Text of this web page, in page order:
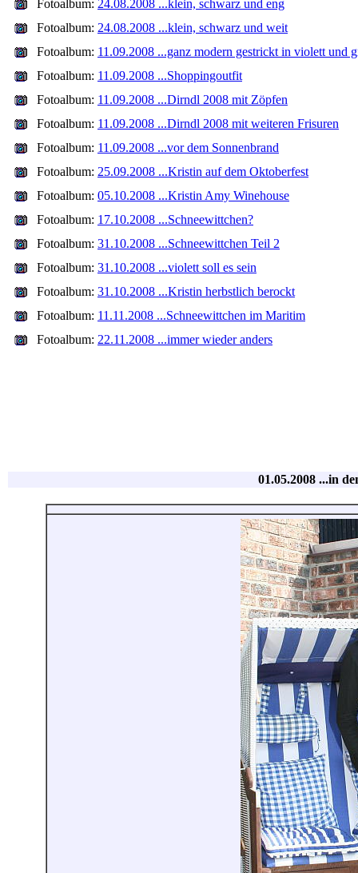
Fotoalbum: 24.08.2008 ...klein, schwarz und eng
Fotoalbum: 24.08.2008 ...klein, schwarz und weit
Fotoalbum: 11.09.2008 ...ganz modern gestrickt in violett und
Fotoalbum: 11.09.2008 ...Shoppingoutfit
Fotoalbum: 11.09.2008 ...Dirndl 2008 mit Zöpfen
Fotoalbum: 11.09.2008 ...Dirndl 2008 mit weiteren Frisuren
Fotoalbum: 11.09.2008 ...vor dem Sonnenbrand
Fotoalbum: 25.09.2008 ...Kristin auf dem Oktoberfest
Fotoalbum: 05.10.2008 ...Kristin Amy Winehouse
Fotoalbum: 17.10.2008 ...Schneewittchen?
Fotoalbum: 31.10.2008 ...Schneewittchen Teil 2
Fotoalbum: 31.10.2008 ...violett soll es sein
Fotoalbum: 31.10.2008 ...Kristin herbstlich berockt
Fotoalbum: 11.11.2008 ...Schneewittchen im Maritim
Fotoalbum: 22.11.2008 ...immer wieder anders
01.05.2008 ...in